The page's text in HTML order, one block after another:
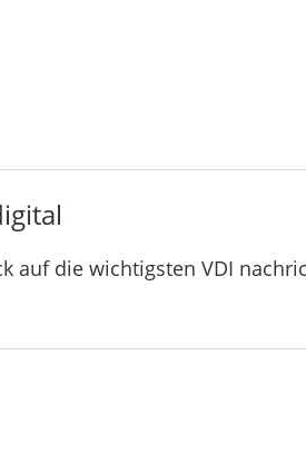
auf die wichtigsten VDI